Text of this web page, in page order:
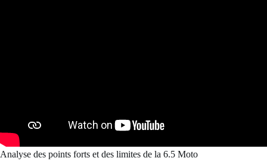
Analyse des points forts et des limites de la 6.5 Moto